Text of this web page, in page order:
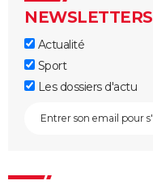
NEWSLETTERS
Actualité
Sport
Les dossiers d'actu